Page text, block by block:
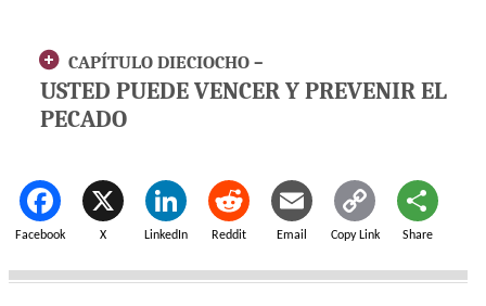
CAPÍTULO DIECIOCHO –
USTED PUEDE VENCER Y PREVENIR EL
PECADO
Facebook X LinkedIn Reddit Email Copy Link Share